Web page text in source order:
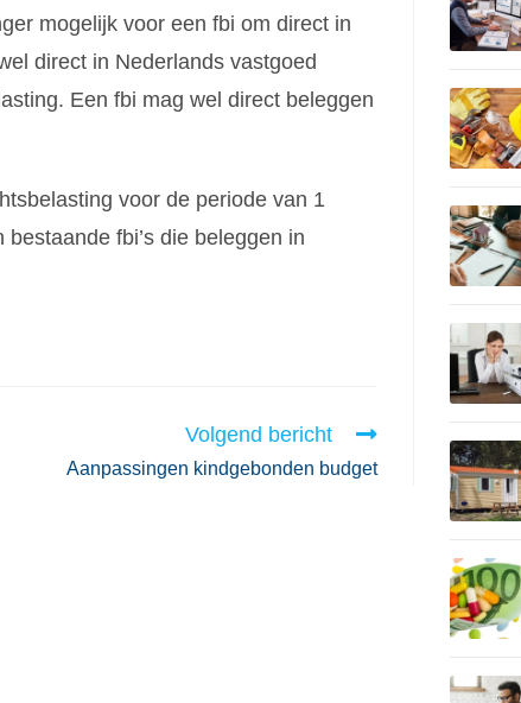
mogelijk voor een fbi om direct in
direct in Nederlands vastgoed
Een fbi mag wel direct beleggen
voor de periode van 1
fbi’s die beleggen in
Volgend bericht
Aanpassingen kindgebonden budget